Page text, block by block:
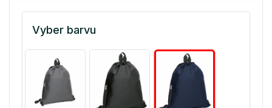
Vyber barvu